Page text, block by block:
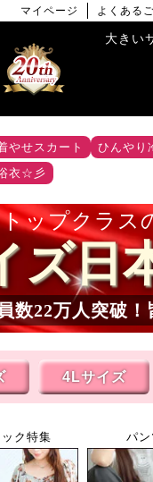
マイページ よくある
大きい
やせスカート ひんやり
衣☆彡
ップクラス
ズ日
数22万人突破
4Lサイズ
ク特集 パ